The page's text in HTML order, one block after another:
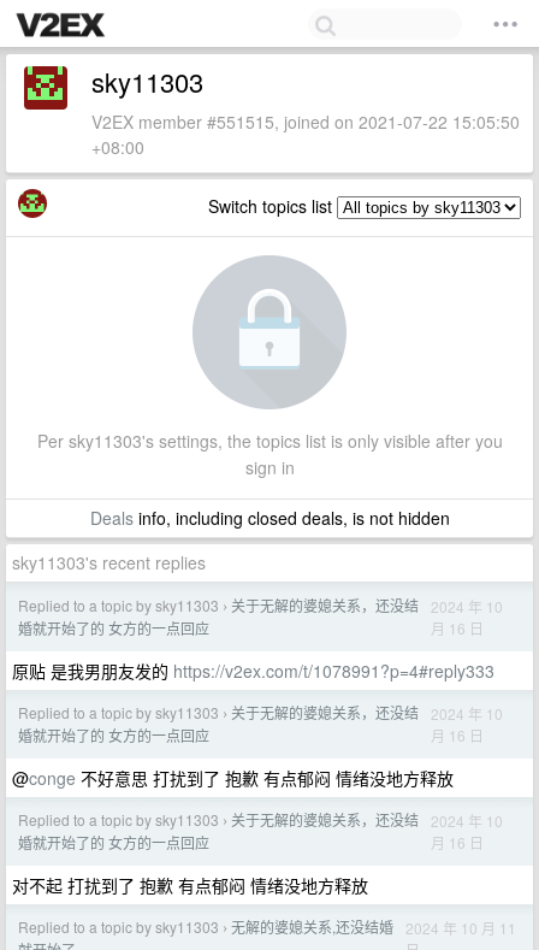
sky11303
V2EX member #551515, joined on 2021-07-22 15:05:50
+08:00
Switch topics list
Per sky11303's settings, the topics list is only visible after you
sign in
Dealsinfo, including closed deals, is not hidden
sky11303's recent replies
Replied to a topic by sky11303 › 关于无解的婆媳关系，还没结
婚就开始了的 女方的一点回应
2024 年 10
月 16 日
原贴 是我男朋友发的 https://v2ex.com/t/1078991?p=4#reply333
Replied to a topic by sky11303 › 关于无解的婆媳关系，还没结
婚就开始了的 女方的一点回应
2024 年 10
月 16 日
@conge 不好意思 打扰到了 抱歉 有点郁闷 情绪没地方释放
Replied to a topic by sky11303 › 关于无解的婆媳关系，还没结
婚就开始了的 女方的一点回应
2024 年 10
月 16 日
对不起 打扰到了 抱歉 有点郁闷 情绪没地方释放
Replied to a topic by sky11303 › 无解的婆媳关系,还没结婚
2024 年 10 月 11